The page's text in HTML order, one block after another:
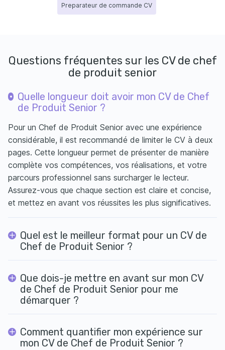
Preparateur de commande CV
Questions fréquentes sur les CV de chef
de produit senior
Quelle longueur doit avoir mon CV de Chef
de Produit Senior ?
Pour un Chef de Produit Senior avec une expérience
considérable, il est recommandé de limiter le CV à deux
pages. Cette longueur permet de présenter de manière
complète vos compétences, vos réalisations, et votre
parcours professionnel sans surcharger le lecteur.
Assurez-vous que chaque section est claire et concise,
et mettez en avant vos réussites les plus significatives.
Quel est le meilleur format pour un CV de
Chef de Produit Senior ?
Que dois-je mettre en avant sur mon CV
de Chef de Produit Senior pour me
démarquer ?
Comment quantifier mon expérience sur
mon CV de Chef de Produit Senior ?